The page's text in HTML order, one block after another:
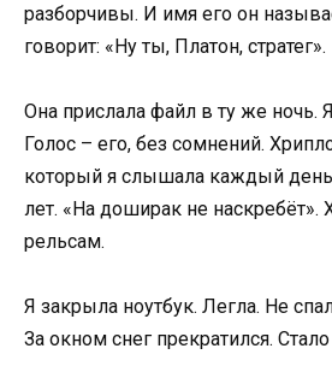
разборчивы. И имя его он
говорит: «Ну ты, Платон, стратег».
Она прислала файл в ту же ночь.
Голос – его, без сомнений.
который я слышала каждый
лет. «На доширак не наскребёт».
рельсам.
Я закрыла ноутбук. Легла. Не
За окном снег прекратился.